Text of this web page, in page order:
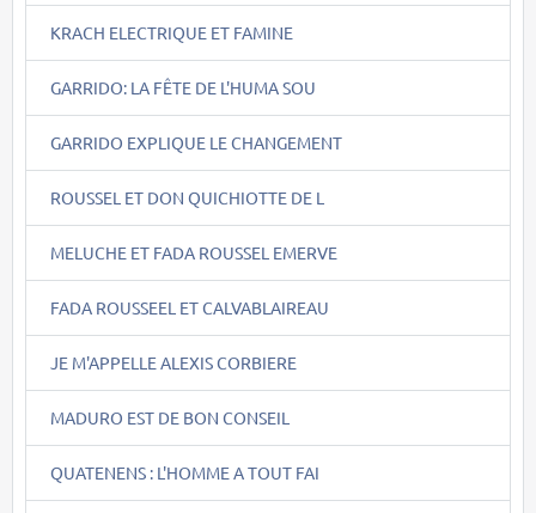
KRACH ELECTRIQUE ET FAMINE
GARRIDO: LA FÊTE DE L'HUMA SOU
GARRIDO EXPLIQUE LE CHANGEMENT
ROUSSEL ET DON QUICHIOTTE DE L
MELUCHE ET FADA ROUSSEL EMERVE
FADA ROUSSEEL ET CALVABLAIREAU
JE M'APPELLE ALEXIS CORBIERE
MADURO EST DE BON CONSEIL
QUATENENS : L'HOMME A TOUT FAI